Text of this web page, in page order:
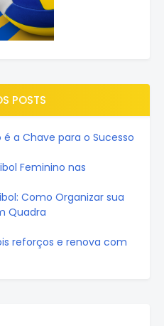
POSTS
a Chave para o Sucesso
Feminino nas
Como Organizar sua
Quadra
reforços e renova com